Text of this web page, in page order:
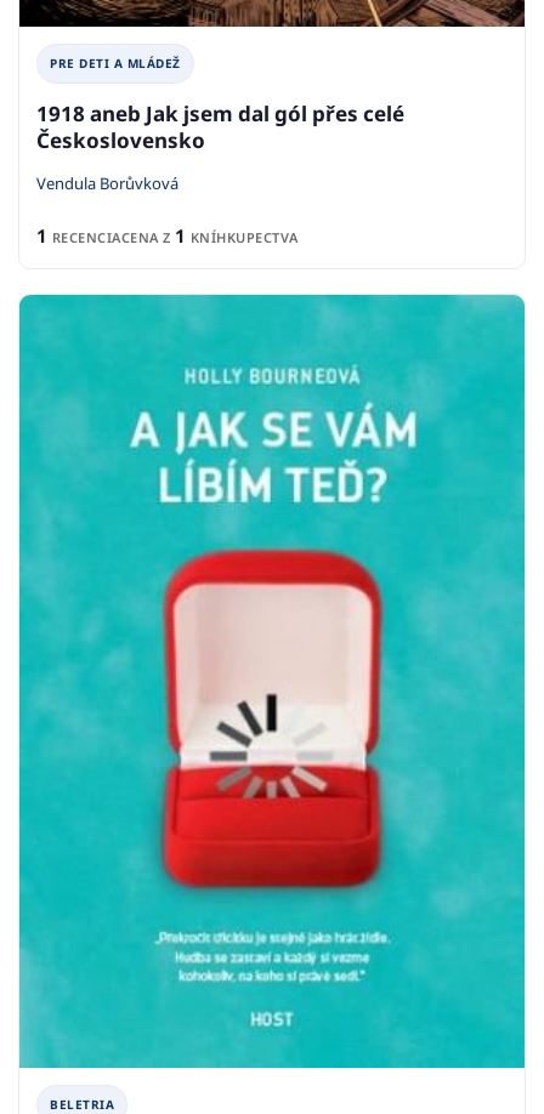
PRE DETI A MLÁDEŽ
1918 aneb Jak jsem dal gól přes celé
Československo
Vendula Borůvková
1 RECENCIACENA Z 1 KNÍHKUPECTVA
BELETRIA